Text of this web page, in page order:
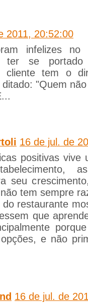
2011, 20:52:00
infelizes
ter se
cliente tem o
"Quem
16 de jul. de
positivas vive
seu
tem sempre
restaurante
que
e não
16 de jul. de